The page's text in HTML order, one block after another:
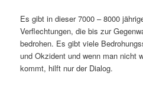
Es gibt in dieser 7000 – 8000
Verflechtungen, die bis zur
bedrohen. Es gibt viele
und Okzident und wenn man nicht
kommt, hilft nur der Dialog.